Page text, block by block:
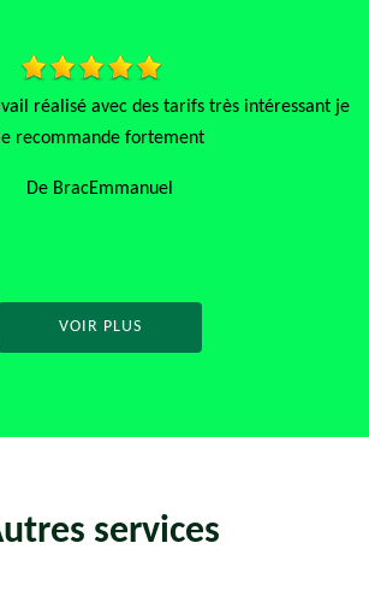
concientieux et sans reproche je
recommande vivement
De Mamoune
VOIR PLUS
services